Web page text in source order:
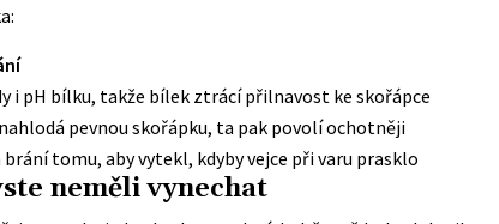
i pH bílku, takže bílek ztrácí přilnavost ke skořápce
pevnou skořápku, ta pak povolí ochotněji
tomu, aby vytekl, kdyby vejce při varu prasklo
neměli vynechat